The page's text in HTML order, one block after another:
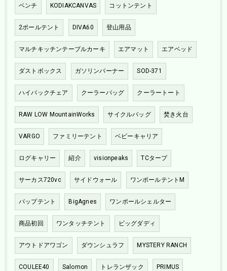
ベンチ KODIAKCANVAS コットンテント
2ポールテント DIVA60 登山用品
マルチキッチンテーブルカーキ エアマット エアベッド
ダストボックス ガソリンバーナー SOD-371
ハイバックチェア クーラーバッグ クーラートート
RAW LOW MountainWorks サイクルバッグ 焚き火台
VARGO ファミリーテント ベビーキャリア
ログキャリー 紹介 visionpeaks TCタープ
サーカス720vc サイドウォール ワンポールテントM
パップテント BigAgnes ワンポールシェルター
商品初回 ワンタッチテント ビッグダディ
アウトドアワゴン ダウンシュラフ MYSTERY RANCH
COULEE40 Salomon トレランザック PRIMUS